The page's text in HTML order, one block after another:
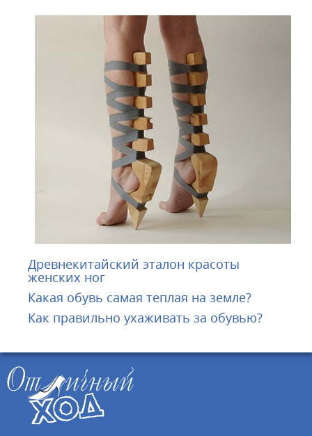
Древнекитайский эталон красоты
женских ног
Какая обувь самая теплая на земле?
Как правильно ухаживать за обувью?